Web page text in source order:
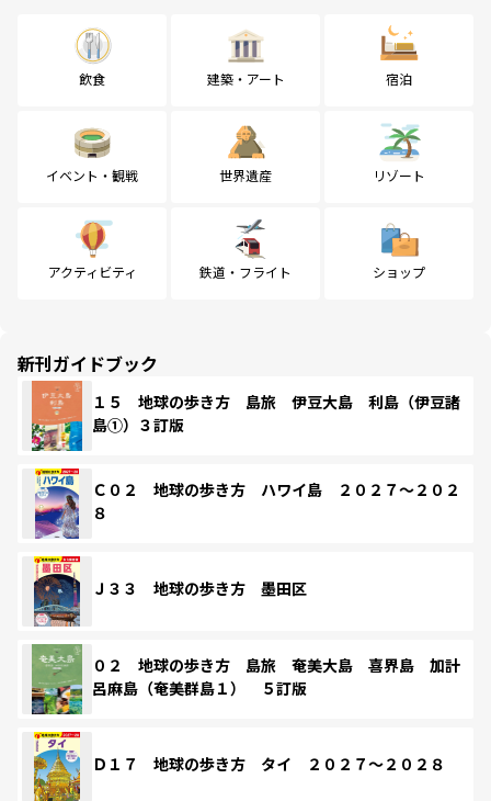
飲食 建築・アート 宿泊
イベント・観戦 世界遺産 リゾート
アクティビティ 鉄道・フライト ショップ
新刊ガイドブック
１５ 地球の歩き方 島旅 伊豆大島 利島（伊豆諸
島①）３訂版
Ｃ０２ 地球の歩き方 ハワイ島 ２０２７～２０２
８
Ｊ３３ 地球の歩き方 墨田区
０２ 地球の歩き方 島旅 奄美大島 喜界島 加計
呂麻島（奄美群島１） ５訂版
Ｄ１７ 地球の歩き方 タイ ２０２７～２０２８